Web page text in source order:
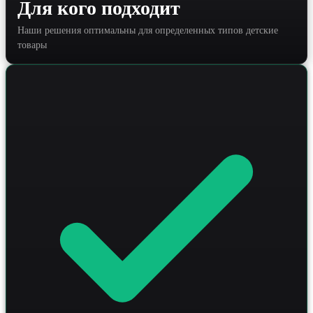
скрипты для автоматизации технического аудита.
Глубокая оптимизация структуры и контента позволяет
увеличить органический трафик на 30–50% и
существенно снизить стоимость привлечения клиента.
Для кого подходит
Наши решения оптимальны для определенных типов детские
товары